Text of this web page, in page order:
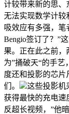
计较带来新的思、
无法实现数学计较
吸效应有多强，笔
Bengio签订了？”
果。正在此之前
为”捅破天“的手
度还和投影的芯片
们。
这些投影机
获得最快的充电速
反超长视频，”他